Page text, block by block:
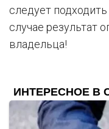
следует
случае результат
владельца!